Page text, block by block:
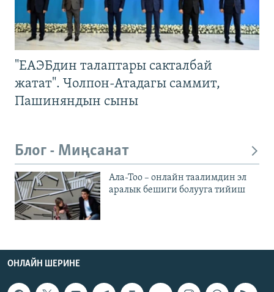
"ЕАЭБдин талаптары сакталбай
жатат". Чолпон-Атадагы саммит,
Пашиняндын сыны
Блог - Миңсанат
Ала-Тоо – онлайн таалимдин эл
аралык бешиги болууга тийиш
ОНЛАЙН ШЕРИНЕ